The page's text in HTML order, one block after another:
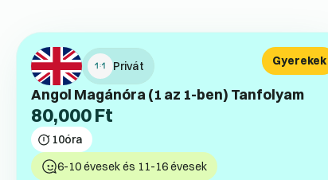
Privát
Angol Magánóra (1 az 1-ben) Tanfolyam
80,000Ft
10óra
Gyerekek
6-10 évesek és 11-16 évesek